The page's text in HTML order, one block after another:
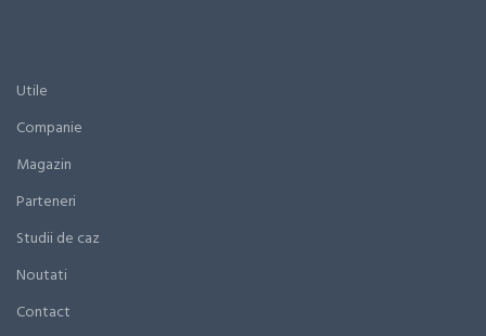
Utile
Companie
Magazin
Parteneri
Studii de caz
Noutati
Contact